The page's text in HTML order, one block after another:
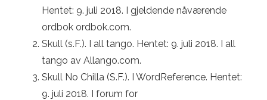
Hentet: 9. juli 2018. I gjeldende nåværende
ordbok ordbok.com.
Skull (s.F.). I all tango. Hentet: 9. juli 2018. I all
tango av Allango.com.
Skull No Chilla (S.F.). I WordReference. Hentet:
9. juli 2018. I forum for